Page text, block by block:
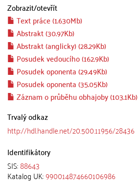
Zobrazit/otevřít
Text práce (1.630Mb)
Abstrakt (30.97Kb)
Abstrakt (anglicky) (28.29Kb)
Posudek vedoucího (162.9Kb)
Posudek oponenta (29.49Kb)
Posudek oponenta (35.05Kb)
Záznam o průběhu obhajoby (103.1Kb)
Trvalý odkaz
http://hdl.handle.net/20.500.11956/28436
Identifikátory
SIS:88643
Katalog UK:990014874660106986